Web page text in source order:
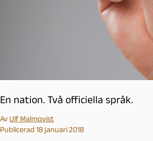
En nation. Två officiella språk.
Av Ulf Malmqvist
Publicerad 18 januari 2018